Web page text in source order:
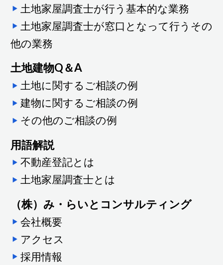
土地家屋調査士が行う基本的な業務
土地家屋調査士が窓口となって行うその
他の業務
土地建物Q＆A
土地に関するご相談の例
建物に関するご相談の例
その他のご相談の例
用語解説
不動産登記とは
土地家屋調査士とは
（株）み・らいとコンサルティング
会社概要
アクセス
採用情報